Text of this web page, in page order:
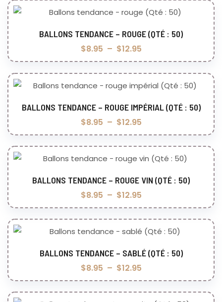
Choix des options
BALLONS TENDANCE – ROUGE (QTÉ : 50)
$8.95 – $12.95
Choix des options
BALLONS TENDANCE – ROUGE IMPÉRIAL (QTÉ : 50)
$8.95 – $12.95
Choix des options
BALLONS TENDANCE – ROUGE VIN (QTÉ : 50)
$8.95 – $12.95
Choix des options
BALLONS TENDANCE – SABLÉ (QTÉ : 50)
$8.95 – $12.95